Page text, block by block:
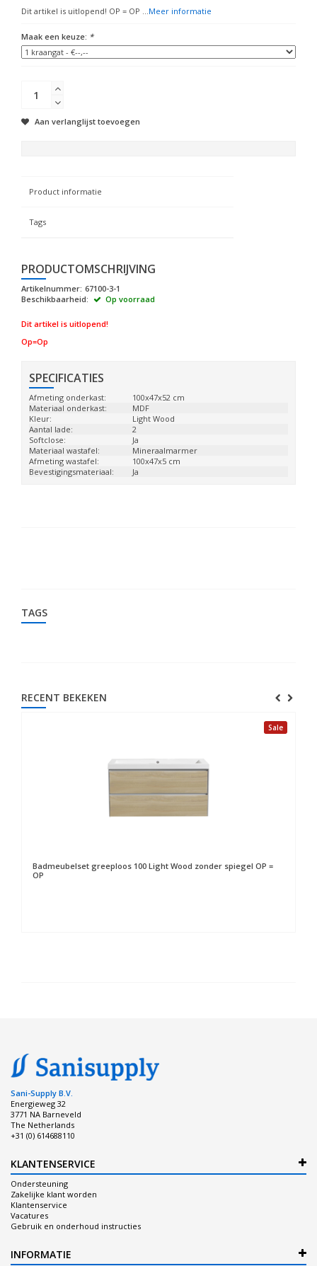
Dit artikel is uitlopend! OP = OP ...Meer informatie
Maak een keuze: *
Aan verlanglijst toevoegen
Product informatie
Tags
PRODUCTOMSCHRIJVING
Artikelnummer: 67100-3-1
Beschikbaarheid:
Op voorraad
Dit artikel is uitlopend!
Op=Op
SPECIFICATIES
Afmeting onderkast:
100x47x52 cm
Materiaal onderkast:
MDF
Kleur:
Light Wood
Aantal lade:
2
Softclose:
Ja
Materiaal wastafel:
Mineraalmarmer
Afmeting wastafel:
100x47x5 cm
Bevestigingsmateriaal:
Ja
TAGS
RECENT BEKEKEN
Sale
Badmeubelset greeploos 100 Light Wood zonder spiegel OP =
OP
Sani-Supply B.V.
Energieweg 32
3771 NA Barneveld
The Netherlands
+31 (0) 614688110
KLANTENSERVICE
Ondersteuning
Zakelijke klant worden
Klantenservice
Vacatures
Gebruik en onderhoud instructies
INFORMATIE